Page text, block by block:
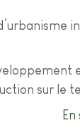
sur le